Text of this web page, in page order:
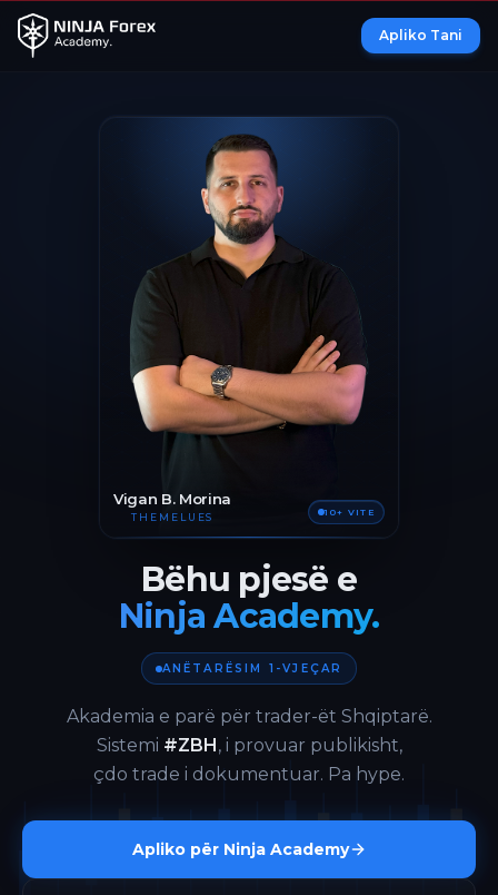
Apliko Tani
Vigan B. Morina
THEMELUES 10+ VITE
Bëhu pjesë e
Ninja Academy.
ANËTARËSIM 1-VJEÇAR
Akademia e parë për trader-ët Shqiptarë.
Sistemi #ZBH, i provuar publikisht,
çdo trade i dokumentuar. Pa hype.
Apliko për Ninja Academy